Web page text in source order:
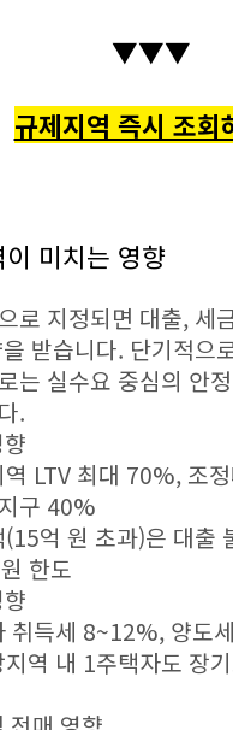
▼▼▼
규제지역 즉시 조회
미치는 영향
로 지정되면 대출, 세
받습니다. 단기적으
는 실수요 중심의 안
.
역 LTV 최대 70%, 조
구 40%
(15억 원 초과)은 대출
한도
취득세 8~12%, 양도
지역 내 1주택자도 장